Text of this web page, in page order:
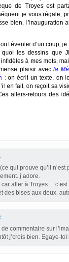
de Troyes est
je vous régale,
bien, l’inauguration
éventer d’un coup,
les dessins que
à mes mots,
plaisir avecla
: on écrit un texte, on
en fait, on reçoit sa
allers-retours des
qui prouve qu’il
j’adore.
car aller à Troyes…
des bises aux deux,
de commentaire sur
j’crois bien. Egaye-toi